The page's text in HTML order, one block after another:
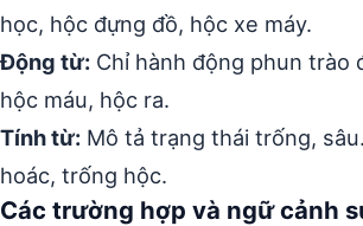
học, hộc đựng đồ, hộc xe máy.
Động từ: Chỉ hành động phun trào
hộc máu, hộc ra.
Tính từ: Mô tả trạng thái trống,
hoác, trống hộc.
Các trường hợp và ngữ cảnh